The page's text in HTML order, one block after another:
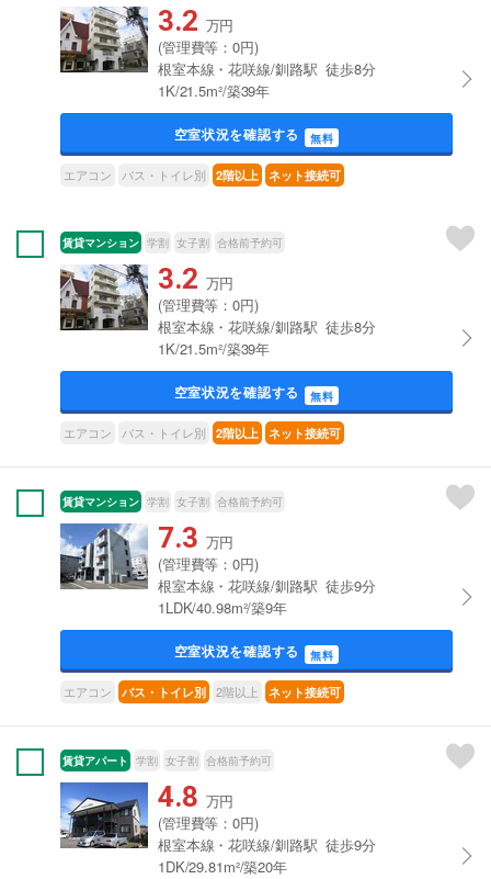
3.2 万円
(管理費等：0円)
根室本線・花咲線/釧路駅 徒歩8分
1K/21.5m²/築39年
空室状況を確認する 無料
エアコン バス・トイレ別 2階以上 ネット接続可
賃貸マンション 学割 女子割 合格前予約可
3.2 万円
(管理費等：0円)
根室本線・花咲線/釧路駅 徒歩8分
1K/21.5m²/築39年
空室状況を確認する 無料
エアコン バス・トイレ別 2階以上 ネット接続可
賃貸マンション 学割 女子割 合格前予約可
7.3 万円
(管理費等：0円)
根室本線・花咲線/釧路駅 徒歩9分
1LDK/40.98m²/築9年
空室状況を確認する 無料
エアコン バス・トイレ別 2階以上 ネット接続可
賃貸アパート 学割 女子割 合格前予約可
4.8 万円
(管理費等：0円)
根室本線・花咲線/釧路駅 徒歩9分
1DK/29.81m²/築20年